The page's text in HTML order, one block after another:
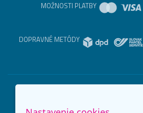
MOŽNOSTI PLATBY
DOPRAVNÉ METÓDY